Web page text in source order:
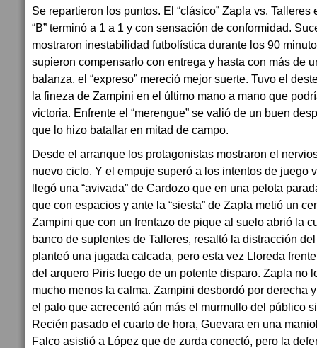
Se repartieron los puntos. El “clásico” Zapla vs.
“B” terminó a 1 a 1 y con sensación de conformidad.
mostraron inestabilidad futbolística durante los 90
supieron compensarlo con entrega y hasta con más de
balanza, el “expreso” mereció mejor suerte. Tuvo el
la fineza de Zampini en el último mano a mano que
victoria. Enfrente el “merengue” se valió de un buen
que lo hizo batallar en mitad de campo.
Desde el arranque los protagonistas mostraron el
nuevo ciclo. Y el empuje superó a los intentos de juego
llegó una “avivada” de Cardozo que en una pelota
que con espacios y ante la “siesta” de Zapla metió un
Zampini que con un frentazo de pique al suelo abrió la
banco de suplentes de Talleres, resaltó la distracción
planteó una jugada calcada, pero esta vez Lloreda
del arquero Piris luego de un potente disparo. Zapla no
mucho menos la calma. Zampini desbordó por derecha
el palo que acrecentó aún más el murmullo del público
Recién pasado el cuarto de hora, Guevara en una
Falco asistió a López que de zurda conectó, pero la